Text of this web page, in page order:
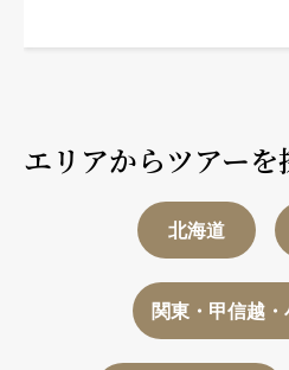
エリアからツアーを
北海道
関東・甲信越